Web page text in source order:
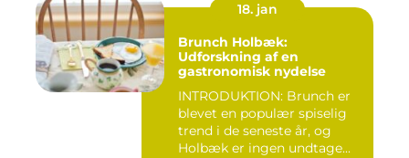
18. jan
Brunch Holbæk:
Udforskning af en
gastronomisk nydelse
INTRODUKTION: Brunch er
blevet en populær spiselig
trend i de seneste år, og
Holbæk er ingen undtage...